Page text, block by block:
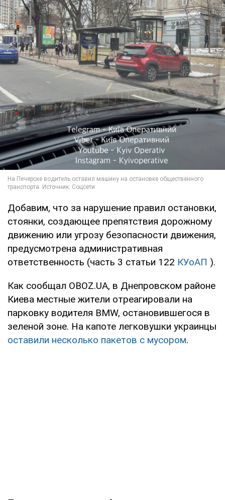
Добавим, что за нарушение правил остановки,
стоянки, создающее препятствия дорожному
движению или угрозу безопасности движения,
предусмотрена административная
ответственность (часть 3 статьи 122 КУоАП ).
Как сообщал OBOZ.UA, в Днепровском районе
Киева местные жители отреагировали на
парковку водителя BMW, остановившегося в
зеленой зоне. На капоте легковушки украинцы
оставили несколько пакетов с мусором.